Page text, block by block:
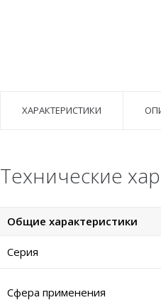
ХАРАКТЕРИСТИКИ
Технические
Общие характеристики
Серия
Сфера применения